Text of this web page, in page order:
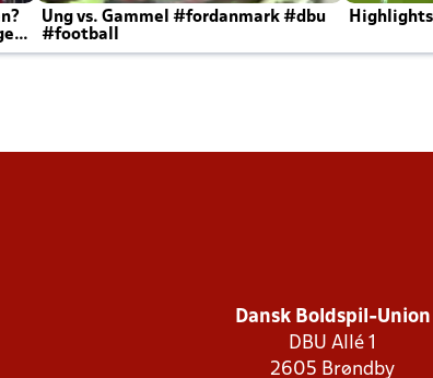
Ung vs. Gammel #fordanmark #dbu
#football
Dansk Boldspil-Union
DBU Allé 1
2605 Brøndby